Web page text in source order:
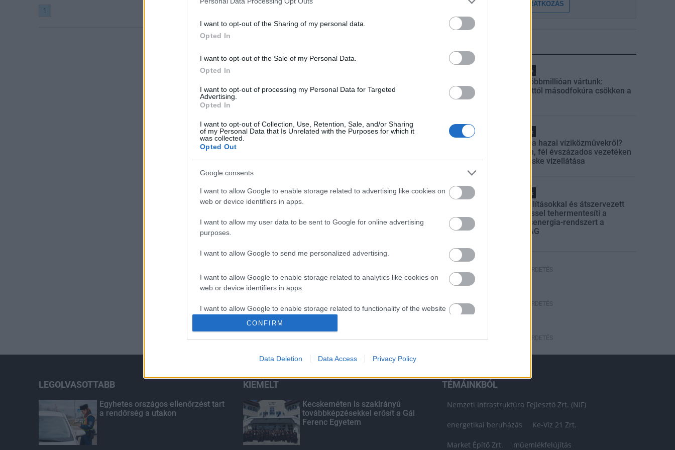
I want to opt-out of the Sharing of my personal data.
Opted In
I want to opt-out of the Sale of my Personal Data.
Opted In
I want to opt-out of processing my Personal Data for Targeted
Advertising.
Opted In
I want to opt-out of Collection, Use, Retention, Sale, and/or Sharing
of my Personal Data that Is Unrelated with the Purposes for which it
was collected.
Opted Out
Google consents
I want to allow Google to enable storage related to advertising like cookies on
web or device identifiers in apps.
I want to allow my user data to be sent to Google for online advertising
purposes.
I want to allow Google to send me personalized advertising.
I want to allow Google to enable storage related to analytics like cookies on
web or device identifiers in apps.
I want to allow Google to enable storage related to functionality of the website
I want to allow Google to enable storage related to personalization.
I want to allow Google to enable storage related to security, including
CONFIRM
Data Deletion Data Access Privacy Policy
1
FELIRATKOZÁS
Helyi hírek
Amire többmillióan vártunk:
szombattól másodfokúra csökken a
Helyi hírek
Látlelet a hazai víziközművekről?
Egyetlen, fél évszázados vezetéken
múlt Bicske vízellátása
Helyi hírek
Gyárleállításokkal és átszervezett
termeléssel tehermentesíti a
villamosenergia-rendszert a
STRABAG
HIRDETÉS
HIRDETÉS
HIRDETÉS
LEGOLVASOTTABB
Egyhetes országos ellenőrzést tart
a rendőrség a utakon
KIEMELT
Kecskeméten is szakirányú
továbbképzésekkel erősít a Gál
Ferenc Egyetem
TÉMÁINKBÓL
Nemzeti Infrastruktúra Fejlesztő Zrt. (NIF)
energetikai beruházás Ke-Víz 21 Zrt.
Market Építő Zrt. műemlékfelújítás